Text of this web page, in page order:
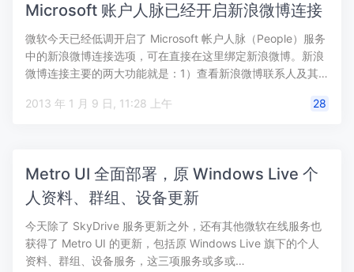
Microsoft 账户人脉已经开启新浪微博连接
微软今天已经低调开启了 Microsoft 帐户人脉（People）服务
中的新浪微博连接选项，可在直接在这里绑定新浪微博。新浪
微博连接主要的两大功能就是：1）查看新浪微博联系人及其…
2013 年 1 月 9 日, 11:28 上午 28
Metro UI 全面部署，原 Windows Live 个
人资料、群组、设备更新
今天除了 SkyDrive 服务更新之外，还有其他微软在线服务也
获得了 Metro UI 的更新，包括原 Windows Live 旗下的个人
资料、群组、设备服务，这三项服务或多或…